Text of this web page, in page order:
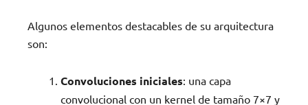
Algunos elementos destacables de su arquitectura
son:
Convoluciones iniciales: una capa
convolucional con un kernel de tamaño 7×7 y